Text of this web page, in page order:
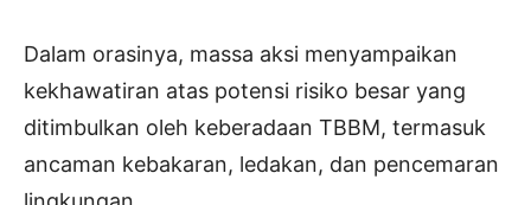
Dalam orasinya, massa aksi menyampaikan
kekhawatiran atas potensi risiko besar yang
ditimbulkan oleh keberadaan TBBM, termasuk
ancaman kebakaran, ledakan, dan pencemaran